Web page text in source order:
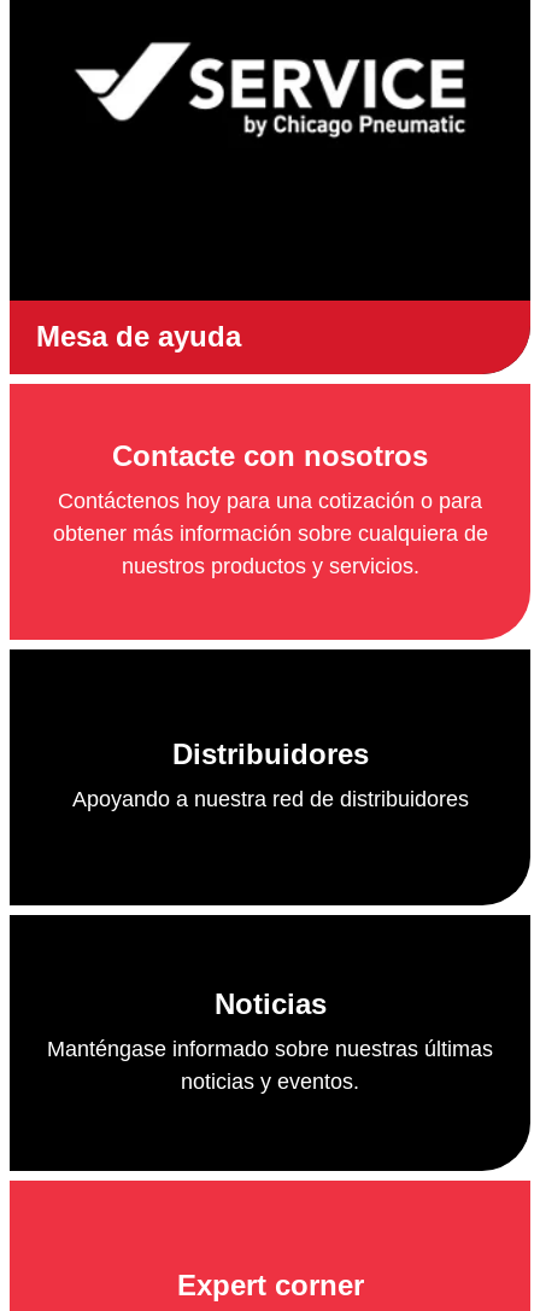
Mesa de ayuda
Contacte con nosotros
Contáctenos hoy para una cotización o para
obtener más información sobre cualquiera de
nuestros productos y servicios.
Distribuidores
Apoyando a nuestra red de distribuidores
Noticias
Manténgase informado sobre nuestras últimas
noticias y eventos.
Expert corner